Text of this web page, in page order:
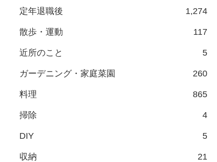
定年退職後 1,274
散歩・運動 117
近所のこと 5
ガーデニング・家庭菜園 260
料理 865
掃除 4
DIY 5
収納 21